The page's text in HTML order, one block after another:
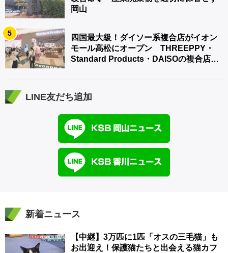
岡山
5
四国最大級！ダイソー系複合店がイオン
モール高松にオープン THREEPPY・
Standard Products・DAISOの複合店は
LINE友だち追加
新着ニュース
【中継】3万匹に1匹「オスの三毛猫」も
お出迎え！保護猫たちと出会える猫カフ